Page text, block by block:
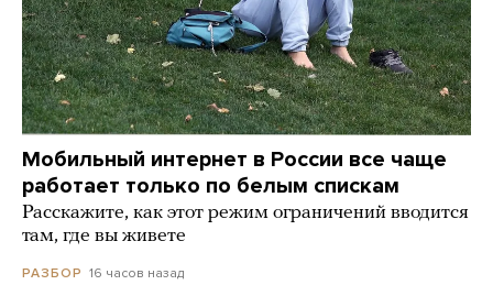
Мобильный интернет в России все чаще
работает только по белым спискам
Расскажите, как этот режим ограничений вводится
там, где вы живете
РАЗБОР 16 часов назад